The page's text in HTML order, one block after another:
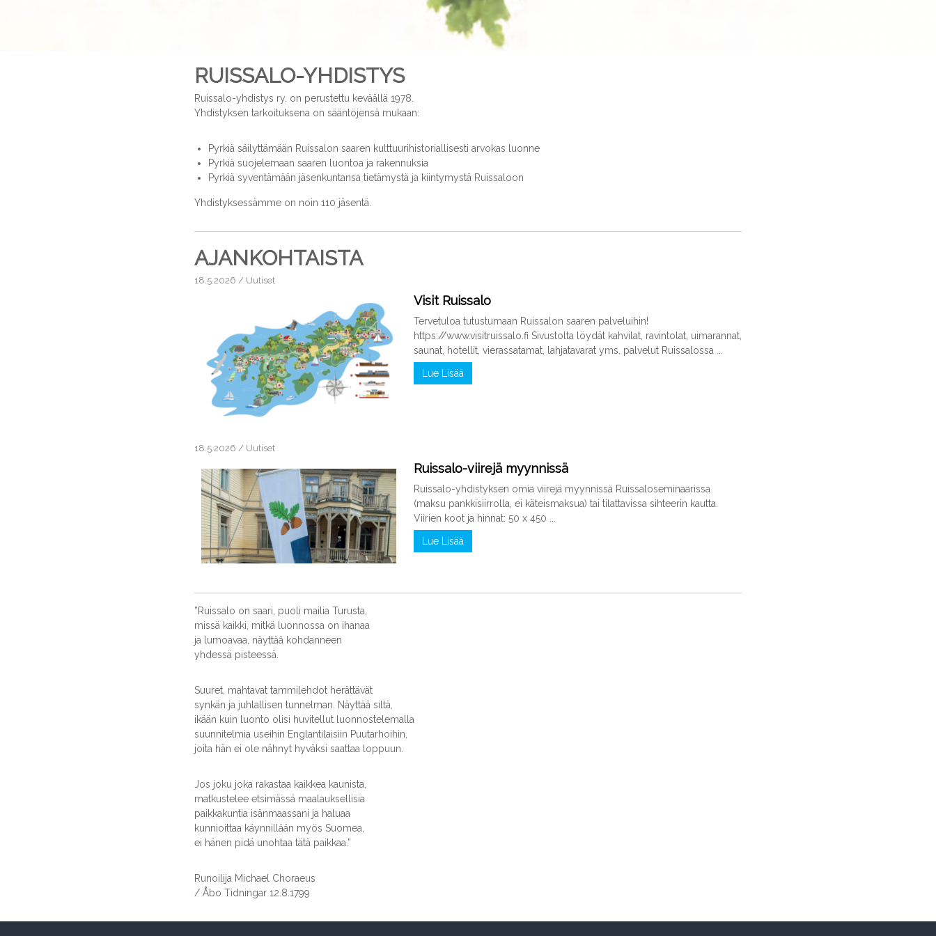
RUISSALO-YHDISTYS
Ruissalo-yhdistys ry. on perustettu keväällä 1978.
Yhdistyksen tarkoituksena on sääntöjensä mukaan:
Pyrkiä säilyttämään Ruissalon saaren kulttuurihistoriallisesti arvokas luonne
Pyrkiä suojelemaan saaren luontoa ja rakennuksia
Pyrkiä syventämään jäsenkuntansa tietämystä ja kiintymystä Ruissaloon
Yhdistyksessämme on noin 110 jäsentä.
AJANKOHTAISTA
18.5.2026 / Uutiset
Visit Ruissalo
Tervetuloa tutustumaan Ruissalon saaren palveluihin!
https://www.visitruissalo.fi Sivustolta löydät kahvilat, ravintolat, uimarannat,
saunat, hotellit, vierassatamat, lahjatavarat yms. palvelut Ruissalossa ...
Lue Lisää
18.5.2026 / Uutiset
Ruissalo-viirejä myynnissä
Ruissalo-yhdistyksen omia viirejä myynnissä Ruissaloseminaarissa
(maksu pankkisiirrolla, ei käteismaksua) tai tilattavissa sihteerin kautta.
Viirien koot ja hinnat: 50 x 450 ...
Lue Lisää
”Ruissalo on saari, puoli mailia Turusta,
missä kaikki, mitkä luonnossa on ihanaa
ja lumoavaa, näyttää kohdanneen
yhdessä pisteessä.
Suuret, mahtavat tammilehdot herättävät
synkän ja juhlallisen tunnelman. Näyttää siltä,
ikään kuin luonto olisi huvitellut luonnostelemalla
suunnitelmia useihin Englantilaisiin Puutarhoihin,
joita hän ei ole nähnyt hyväksi saattaa loppuun.
Jos joku joka rakastaa kaikkea kaunista,
matkustelee etsimässä maalauksellisia
paikkakuntia isänmaassani ja haluaa
kunnioittaa käynnillään myös Suomea,
ei hänen pidä unohtaa tätä paikkaa.”
Runoilija Michael Choraeus
/ Åbo Tidningar 12.8.1799